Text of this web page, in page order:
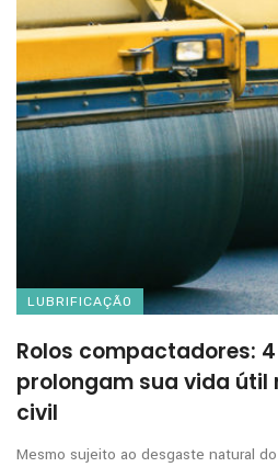
LUBRIFICAÇÃO
Rolos compactadores:
prolongam sua vida útil
civil
Mesmo sujeito ao desgaste natural